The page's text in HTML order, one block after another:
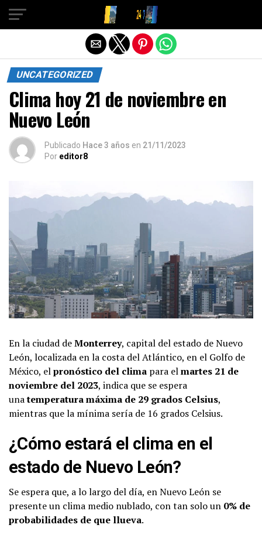
UNCATEGORIZED
Clima hoy 21 de noviembre en
Nuevo León
Publicado Hace 3 años en 21/11/2023
Por editor8
En la ciudad deMonterrey, capital del estado de Nuevo
León, localizada en la costa del Atlántico, en el Golfo de
México, elpronóstico del clima para elmartes 21 de
noviembre del 2023, indica que se espera
unatemperatura máxima de 29 grados Celsius,
mientras que la mínima sería de 16 grados Celsius.
¿Cómo estará el clima en el
estado de Nuevo León?
Se espera que, a lo largo del día, en Nuevo León se
presente un clima medio nublado, con tan solo un 0% de
probabilidades de que llueva.
Salir de la versión móvil